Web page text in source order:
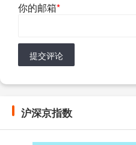
你的邮箱*
提交评论
沪深京指数